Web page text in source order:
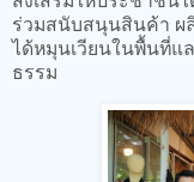
ร่วมสนับสนุนสินค้า ผ
ได้หมุนเวียนในพื้นที่แ
ธรรม